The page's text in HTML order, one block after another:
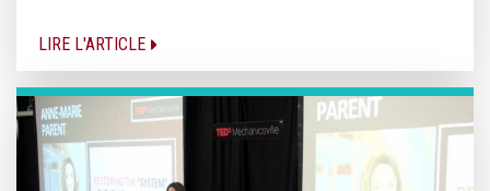
LIRE L'ARTICLE